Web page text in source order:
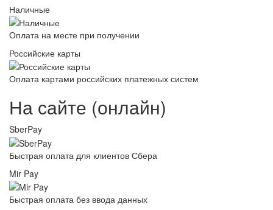
Наличные
Оплата на месте при получении
Российские карты
Оплата картами российских платежных систем
На сайте (онлайн)
SberPay
Быстрая оплата для клиентов Сбера
Mir Pay
Быстрая оплата без ввода данных